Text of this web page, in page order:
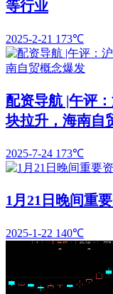
等行业
2025-2-21 173℃
配资导航 |午评
块拉升，海南自
2025-7-24 173℃
1月21日晚间重
2025-1-22 140℃